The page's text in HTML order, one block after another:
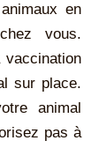
en
vous.
sur place.
animal
pas à